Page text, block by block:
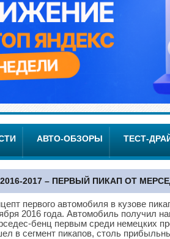
АВТО-ОБЗОРЫ ТЕСТ-
2016-2017 – ПЕРВЫЙ ПИКАП ОТ
первого автомобиля в кузове
2016 года. Автомобиль получил
бенц первым среди немецких
в сегмент пикапов, столь